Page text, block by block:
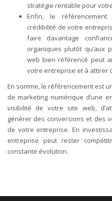
stratégie rentable pour
Enfin, le
crédibilité de votre
faire davantage
organiques plutôt qu’aux
web bien référencé peut
votre entreprise et à attirer
En somme, le référencement est
de marketing numérique d’une
visibilité de votre site web,
générer des conversions et des
de votre entreprise. En
entreprise peut rester
constante évolution.